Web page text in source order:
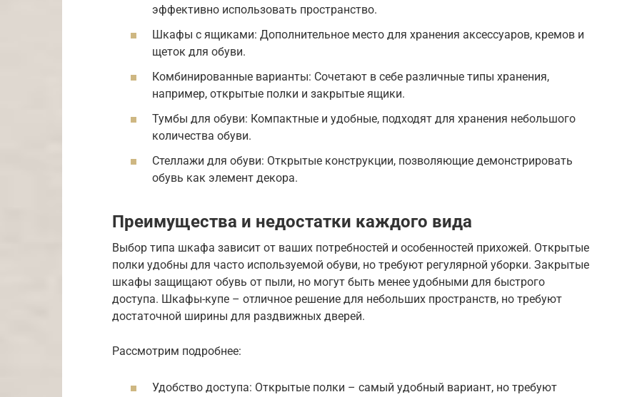
эффективно использовать пространство.
Шкафы с ящиками: Дополнительное место для хранения аксессуаров, кремов и
щеток для обуви.
Комбинированные варианты: Сочетают в себе различные типы хранения,
например, открытые полки и закрытые ящики.
Тумбы для обуви: Компактные и удобные, подходят для хранения небольшого
количества обуви.
Стеллажи для обуви: Открытые конструкции, позволяющие демонстрировать
обувь как элемент декора.
Преимущества и недостатки каждого вида
Выбор типа шкафа зависит от ваших потребностей и особенностей прихожей. Открытые
полки удобны для часто используемой обуви, но требуют регулярной уборки. Закрытые
шкафы защищают обувь от пыли, но могут быть менее удобными для быстрого
доступа. Шкафы-купе – отличное решение для небольших пространств, но требуют
достаточной ширины для раздвижных дверей.
Рассмотрим подробнее:
Удобство доступа: Открытые полки – самый удобный вариант, но требуют